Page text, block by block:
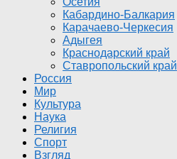
Кабардино-Балкария
Карачаево-Черкесия
Адыгея
Краснодарский край
Ставропольский край
Россия
Мир
Культура
Наука
Религия
Спорт
Взгляд